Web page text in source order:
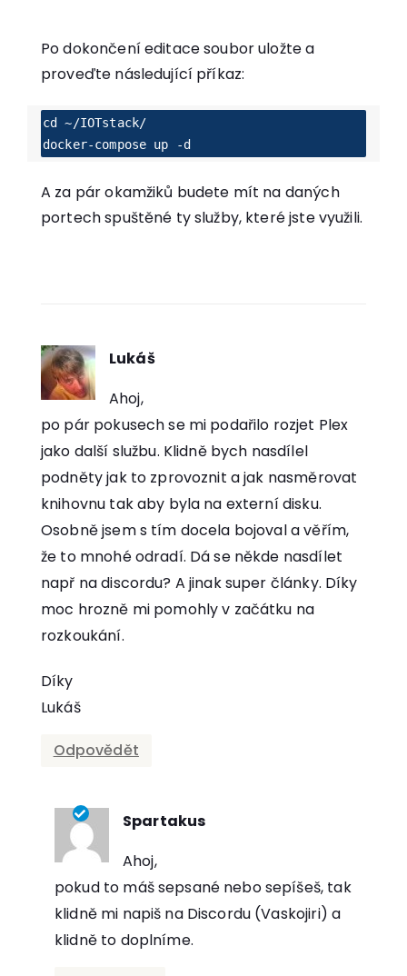
Po dokončení editace soubor uložte a
proveďte následující příkaz:
cd ~/IOTstack/
docker-compose up -d
A za pár okamžiků budete mít na daných
portech spuštěné ty služby, které jste využili.
Lukáš
Ahoj,
po pár pokusech se mi podařilo rozjet Plex
jako další službu. Klidně bych nasdílel
podněty jak to zprovoznit a jak nasměrovat
knihovnu tak aby byla na externí disku.
Osobně jsem s tím docela bojoval a věřím,
že to mnohé odradí. Dá se někde nasdílet
např na discordu? A jinak super články. Díky
moc hrozně mi pomohly v začátku na
rozkoukání.
Díky
Lukáš
Odpovědět
Spartakus
Ahoj,
pokud to máš sepsané nebo sepíšeš, tak
klidně mi napiš na Discordu (Vaskojiri) a
klidně to doplníme.